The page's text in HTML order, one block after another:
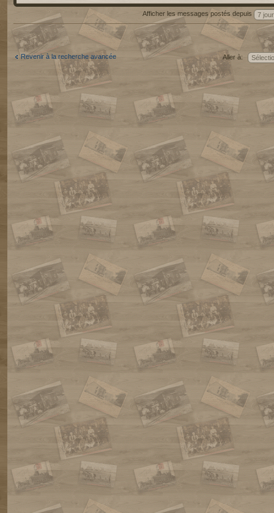
Afficher les messages postés depuis
Revenir à la recherche avancée Aller à: